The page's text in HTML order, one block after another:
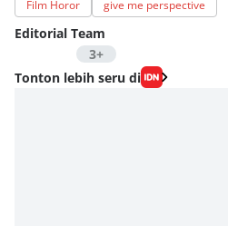
Film Horor give me perspective
Editorial Team
3+
Editor
Nadia Agatha Pramesthi
Tonton lebih seru di